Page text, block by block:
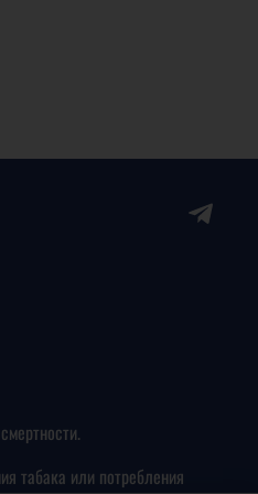
табака или потребления